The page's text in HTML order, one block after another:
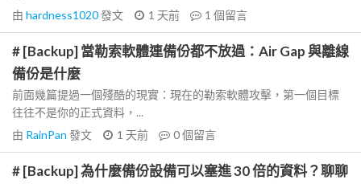
由 hardness1020發文 1 天前 1 個留言
# [Backup] 當勒索軟體連備份都不放過：Air Gap 與離線
備份是什麼
前面幾篇提過一個殘酷的現實：現在的勒索軟體攻擊，第一個目標
往往不是你的正式資料，...
由 RainPan 發文 1 天前 0個留言
# [Backup] 為什麼備份設備可以塞進 30 倍的資料？聊聊